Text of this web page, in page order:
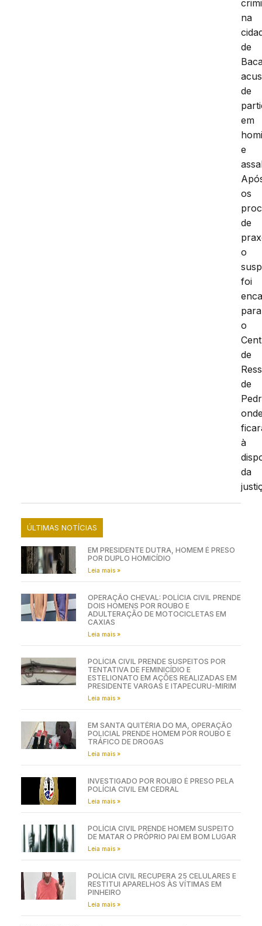
na
de
de
em
e
os
de
o
foi
para
o
de
de
à
da
ÚLTIMAS NOTÍCIAS
EM PRESIDENTE DUTRA, HOMEM É PRESO
POR DUPLO HOMICÍDIO
Leia mais »
OPERAÇÃO CHEVAL: POLÍCIA CIVIL PRENDE
DOIS HOMENS POR ROUBO E
ADULTERAÇÃO DE MOTOCICLETAS EM
CAXIAS
Leia mais »
POLÍCIA CIVIL PRENDE SUSPEITOS POR
TENTATIVA DE FEMINICÍDIO E
ESTELIONATO EM AÇÕES REALIZADAS EM
PRESIDENTE VARGAS E ITAPECURU-MIRIM
Leia mais »
EM SANTA QUITÉRIA DO MA, OPERAÇÃO
POLICIAL PRENDE HOMEM POR ROUBO E
TRÁFICO DE DROGAS
Leia mais »
INVESTIGADO POR ROUBO É PRESO PELA
POLÍCIA CIVIL EM CEDRAL
Leia mais »
POLÍCIA CIVIL PRENDE HOMEM SUSPEITO
DE MATAR O PRÓPRIO PAI EM BOM LUGAR
Leia mais »
POLÍCIA CIVIL RECUPERA 25 CELULARES E
RESTITUI APARELHOS ÀS VÍTIMAS EM
PINHEIRO
Leia mais »